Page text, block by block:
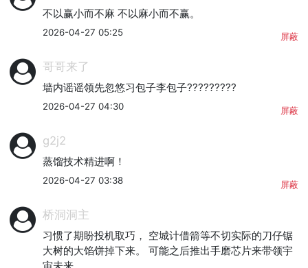
不以赢小而不麻 不以麻小而不赢。
2026-04-27 05:25 屏蔽
哥哥来了
墙内谣谣领先忽悠习包子李包子?????????
2026-04-27 04:30 屏蔽
g2j2
蒸馏技术精进啊！
2026-04-27 03:38 屏蔽
桥洞洞主
习惯了期盼投机取巧， 空城计借箭等不切实际的刀仔锯
大树的大馅饼掉下来。 可能之后推出手磨芯片来带领宇